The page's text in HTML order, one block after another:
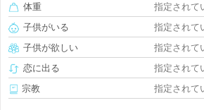
体重
指定されて
子供がいる
指定されて
子供が欲しい
指定されて
恋に出る
指定されて
宗教
指定されて